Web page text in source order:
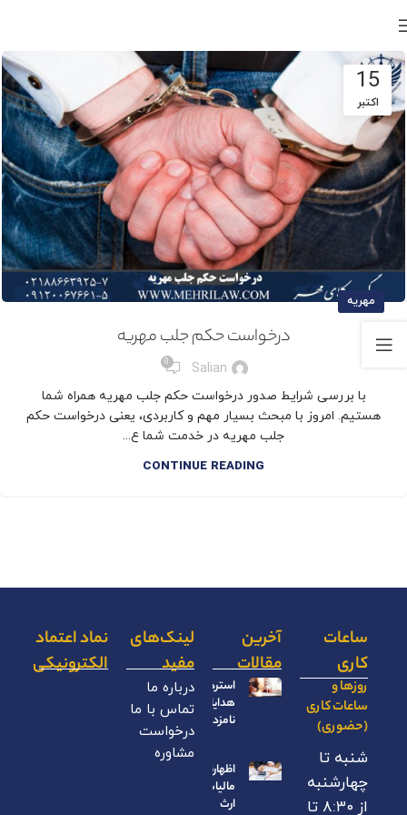
15
اکتبر
مهریه
درخواست حکم جلب مهریه
Salian
0
با بررسی شرایط صدور درخواست حکم جلب مهریه همراه شما
هستیم. امروز با مبحث بسیار مهم و کاربردی، یعنی درخواست حکم
جلب مهریه در خدمت شما ع...
CONTINUE READING
ساعات
کاری
روزها و
ساعات کاری
(حضوری)
شنبه تا
چهارشنبه
از ۸:۳۰ تا
آخرین
مقالات
استرداد
هدایای
نامزدی
اظهارنامه
مالیات بر
ارث
لینک‌های
مفید
درباره ما
تماس با ما
درخواست
مشاوره
نماد اعتماد
الکترونیکی